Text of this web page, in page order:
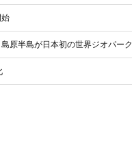
原半島が日本初の世界ジオパー